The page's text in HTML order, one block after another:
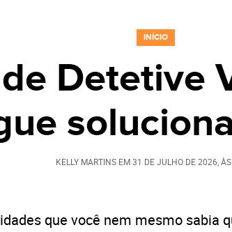
INÍCIO
Detetive
KELLY MARTINS EM31 DE JULHO DE 2026 , ÀS
que você nem mesmo sabia